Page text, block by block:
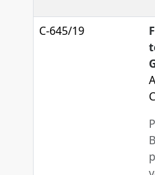
C-645/19